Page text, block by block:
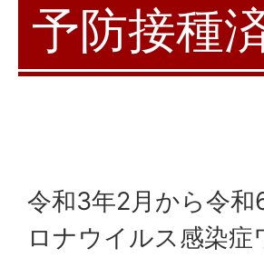
予防接種
令和3年2月から令
ロナウイルス感染